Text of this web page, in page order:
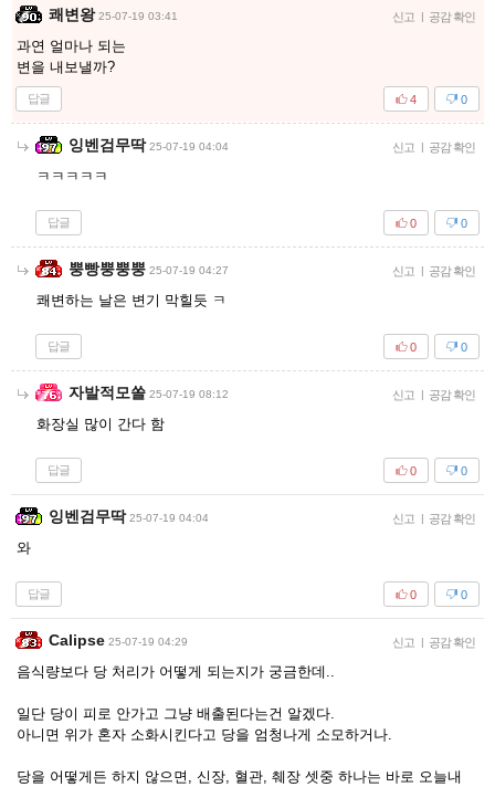
쾌변왕 25-07-19 03:41 신고 | 공감 확인
과연 얼마나 되는
변을 내보낼까?
답글 0
4
잉벤검무딱 25-07-19 04:04 신고 | 공감 확인
ㅋㅋㅋㅋㅋ
답글 0
0
뿡빵뿡뿡뿡 25-07-19 04:27 신고 | 공감 확인
쾌변하는 날은 변기 막힐듯 ㅋ
답글 0
0
자발적모쏠 25-07-19 08:12 신고 | 공감 확인
화장실 많이 간다 함
답글 0
0
잉벤검무딱 25-07-19 04:04 신고 | 공감 확인
와
답글 0
0
Calipse 25-07-19 04:29 신고 | 공감 확인
음식량보다 당 처리가 어떻게 되는지가 궁금한데..
일단 당이 피로 안가고 그냥 배출된다는건 알겠다.
아니면 위가 혼자 소화시킨다고 당을 엄청나게 소모하거나.
당을 어떻게든 하지 않으면, 신장, 혈관, 췌장 셋중 하나는 바로 오늘내